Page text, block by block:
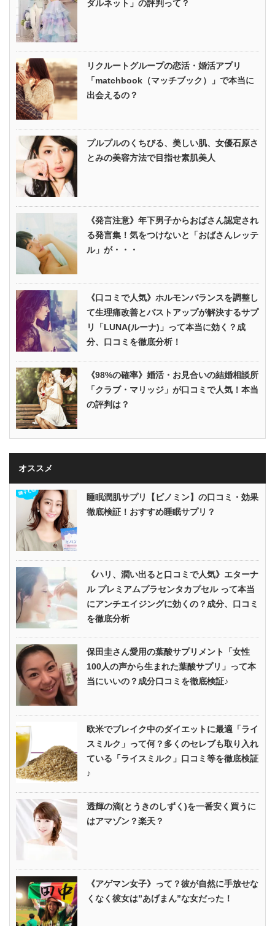
ダルネット」の評判って？
リクルートグループの恋活・婚活アプリ
「matchbook（マッチブック）」で本当に
出会えるの？
プルプルのくちびる、美しい肌、女優石原さ
とみの美容方法で目指せ素肌美人
《発言注意》年下男子からおばさん認定され
る発言集！気をつけないと「おばさんレッテ
ル」が・・・
《口コミで人気》ホルモンバランスを調整し
て生理痛改善とバストアップが解決するサプ
リ「LUNA(ルーナ)」って本当に効く？成
分、口コミを徹底分析！
《98%の確率》婚活・お見合いの結婚相談所
「クラブ・マリッジ」が口コミで人気！本当
の評判は？
オススメ
睡眠潤肌サプリ【ビノミン】の口コミ・効果
徹底検証！おすすめ睡眠サプリ？
《ハリ、潤い出ると口コミで人気》エターナ
ル プレミアムプラセンタカプセル って本当
にアンチエイジングに効くの？成分、口コミ
を徹底分析
保田圭さん愛用の葉酸サプリメント「女性
100人の声から生まれた葉酸サプリ」って本
当にいいの？成分口コミを徹底検証♪
欧米でブレイク中のダイエットに最適「ライ
スミルク」って何？多くのセレブも取り入れ
ている「ライスミルク」口コミ等を徹底検証
♪
透輝の滴(とうきのしずく)を一番安く買うに
はアマゾン？楽天？
《アゲマン女子》って？彼が自然に手放せな
くなく彼女は”あげまん”な女だった！